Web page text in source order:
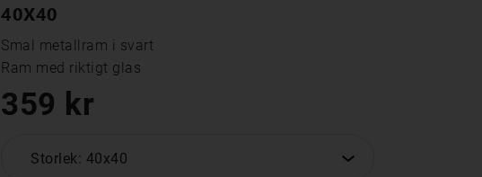
40X40
Smal metallram i svart
Ram med riktigt glas
359 kr
Storlek: 40x40